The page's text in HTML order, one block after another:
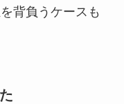
背負うケースも